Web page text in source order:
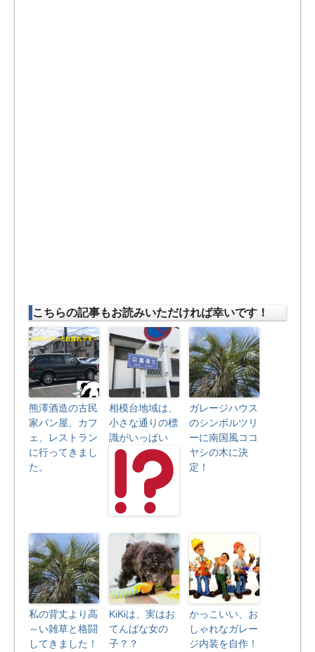
こちらの記事もお読みいただければ幸いです！
熊澤酒造の古民
家パン屋、カフ
ェ、レストラン
に行ってきまし
た。
相模台地域は、
小さな通りの標
識がいっぱい
ガレージハウス
のシンボルツリ
ーに南国風ココ
ヤシの木に決
定！
私の背丈より高
～い雑草と格闘
してきました！
KiKiは、実はお
てんばな女の
子？？
かっこいい、お
しゃれなガレー
ジ内装を自作！